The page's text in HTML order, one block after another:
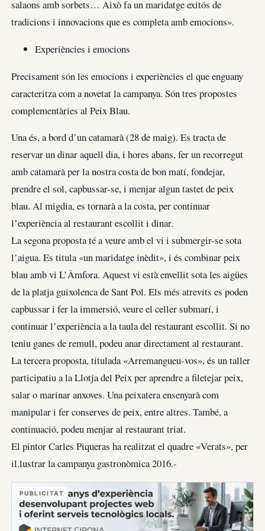
salaons amb sorbets… Això fa un maridatge exitós de
tradicions i innovacions que es completa amb emocions».
Experiències i emocions
Precisament són les emocions i experiències el que enguany
caracteritza com a novetat la campanya. Són tres propostes
complementàries al Peix Blau.
Una és, a bord d’un catamarà (28 de maig). Es tracta de
reservar un dinar aquell dia, i hores abans, fer un recorregut
amb catamarà per la nostra costa de bon matí, fondejar,
prendre el sol, capbussar-se, i menjar algun tastet de peix
blau. Al migdia, es tornarà a la costa, per continuar
l’experiència al restaurant escollit i dinar.
La segona proposta té a veure amb el vi i submergir-se sota
l’aigua. Es titula «un maridatge inèdit», i és combinar peix
blau amb vi L’Àmfora. Aquest vi està envellit sota les aigües
de la platja guixolenca de Sant Pol. Els més atrevits es poden
capbussar i fer la immersió, veure el celler submarí, i
continuar l’experiència a la taula del restaurant escollit. Si no
teniu ganes de remull, podeu anar directament al restaurant.
La tercera proposta, titulada «Arremangueu-vos», és un taller
participatiu a la Llotja del Peix per aprendre a filetejar peix,
salar o marinar anxoves. Una peixatera ensenyarà com
manipular i fer conserves de peix, entre altres. També, a
continuació, podeu menjar al restaurant triat.
El pintor Carles Piqueras ha realitzat el quadre «Verats», per
il.lustrar la campanya gastronòmica 2016.-
PUBLICITAT